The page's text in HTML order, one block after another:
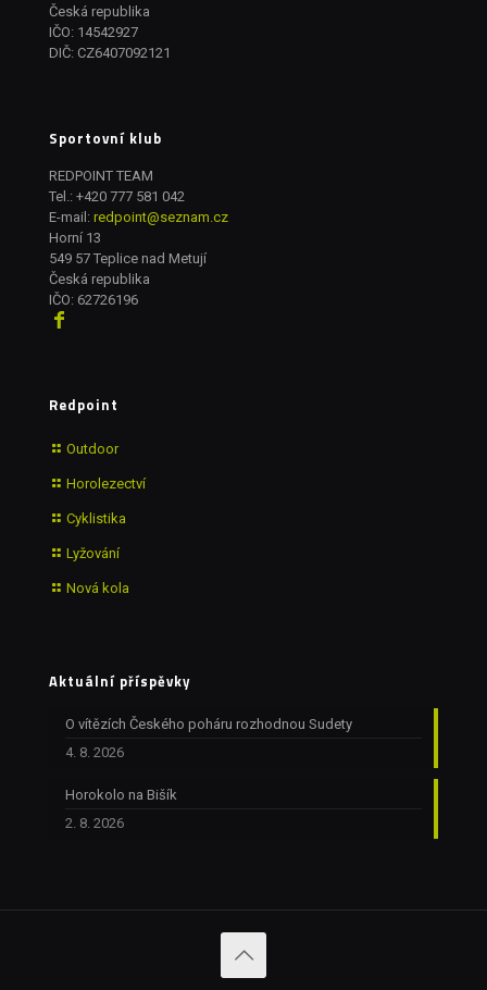
Česká republika
IČO: 14542927
DIČ: CZ6407092121
Sportovní klub
REDPOINT TEAM
Tel.: +420 777 581 042
E-mail: redpoint@seznam.cz
Horní 13
549 57 Teplice nad Metují
Česká republika
IČO: 62726196
Redpoint
Outdoor
Horolezectví
Cyklistika
Lyžování
Nová kola
Aktuální příspěvky
O vítězích Českého poháru rozhodnou Sudety
4. 8. 2026
Horokolo na Bišík
2. 8. 2026